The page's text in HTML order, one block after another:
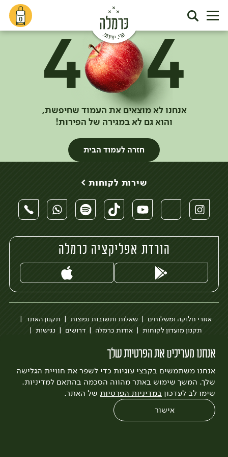
0
אנחנו לא מוצאים את העמוד שחיפשת,
והוא גם לא במגירה של הפירות!
חזרה לעמוד הבית
אנחנו מעריכים את הפרטיות שלך
אנחנו משתמשים בקבצי עוגיות כדי לשפר את חוויית הגלישה
שלך. המשך שימוש באתר מהווה הסכמה בהתאם למדיניות.
שימו לב לעדכון במדיניות הפרטיות של האתר.
אישור
שירות לקוחות >
הורדת אפליקציה כרמלה
אזורי חלוקה ומשלוחים שאלות ותשובות נפוצות
תקנון האתר
תקנון מועדון לקוחות
אודות כרמלה דרושים
נגישות
לצפייה בעדכון מדיניות פרטיות
עיצוב:3bears פיתוח:Quatro